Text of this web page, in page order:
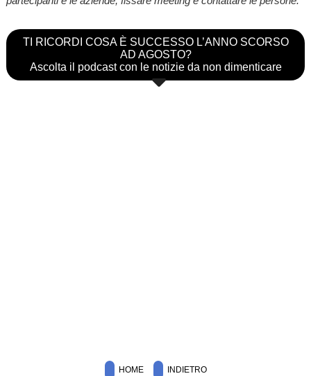
TI RICORDI COSA È SUCCESSO L’ANNO SCORSO
AD AGOSTO?
Ascolta il podcast con le notizie da non dimenticare
HOME INDIETRO